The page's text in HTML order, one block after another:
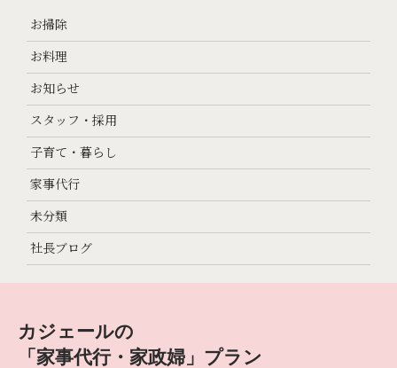
お掃除
お料理
お知らせ
スタッフ・採用
子育て・暮らし
家事代行
未分類
社長ブログ
カジェールの
「家事代行・家政婦」プラン